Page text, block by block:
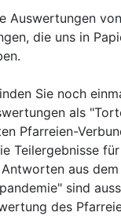
Auswertungen
die uns in
Sie noch
als
Pfarreien-
Teilergebnisse
aus dem
sind
des